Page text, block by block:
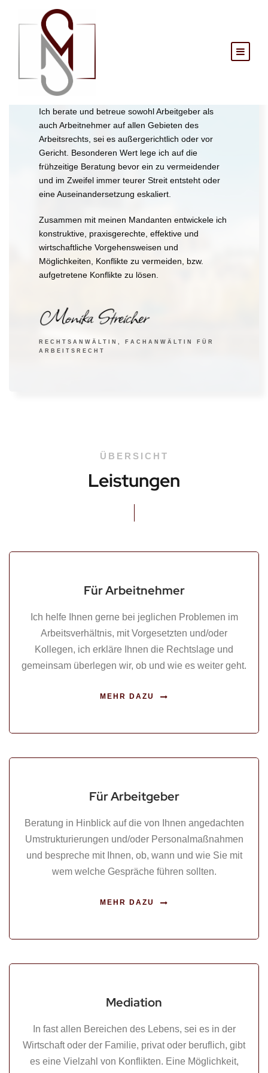
Die Grundsätze meiner Arbeit.
Ich berate und betreue sowohl Arbeitgeber als
auch Arbeitnehmer auf allen Gebieten des
Arbeitsrechts, sei es außergerichtlich oder vor
Gericht. Besonderen Wert lege ich auf die
frühzeitige Beratung bevor ein zu vermeidender
und im Zweifel immer teurer Streit entsteht oder
eine Auseinandersetzung eskaliert.
Zusammen mit meinen Mandanten entwickele ich
konstruktive, praxisgerechte, effektive und
wirtschaftliche Vorgehensweisen und
Möglichkeiten, Konflikte zu vermeiden, bzw.
aufgetretene Konflikte zu lösen.
RECHTSANWÄLTIN, FACHANWÄLTIN FÜR
ARBEITSRECHT
ÜBERSICHT
Leistungen
Für Arbeitnehmer
Ich helfe Ihnen gerne bei jeglichen Problemen im
Arbeitsverhältnis, mit Vorgesetzten und/oder
Kollegen, ich erkläre Ihnen die Rechtslage und
gemeinsam überlegen wir, ob und wie es weiter geht.
MEHR DAZU
Für Arbeitgeber
Beratung in Hinblick auf die von Ihnen angedachten
Umstrukturierungen und/oder Personalmaßnahmen
und bespreche mit Ihnen, ob, wann und wie Sie mit
wem welche Gespräche führen sollten.
MEHR DAZU
Mediation
In fast allen Bereichen des Lebens, sei es in der
Wirtschaft oder der Familie, privat oder beruflich, gibt
es eine Vielzahl von Konflikten. Eine Möglichkeit,